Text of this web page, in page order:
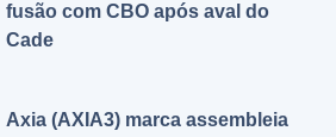
fusão com CBO após aval do
Cade
Axia (AXIA3) marca assembleia